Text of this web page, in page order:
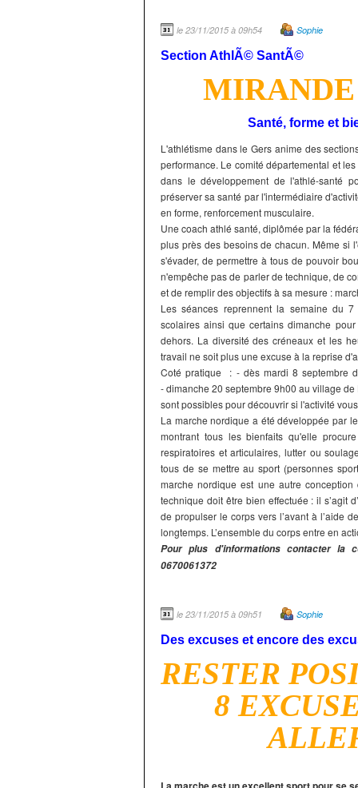
le 23/11/2015 à 09h54 Sophie
Section AthlÃ© SantÃ©
Santé, forme et
L'athlétisme dans le Gers anime des
performance. Le comité départemental et
dans le développement de l'athlé-santé
préserver sa santé par l'intermédiaire
en forme, renforcement musculaire.
Une coach athlé santé, diplômée par la
plus près des besoins de chacun. Même si
s'évader, de permettre à tous de pouvoir
n'empêche pas de parler de technique, de
et de remplir des objectifs à sa mesure :
Les séances reprennent la semaine du
scolaires ainsi que certains dimanche
dehors. La diversité des créneaux et les
travail ne soit plus une excuse à la reprise
Coté pratique : - dès mardi 8 septembre
- dimanche 20 septembre 9h00 au village
sont possibles pour découvrir si l'activité
La marche nordique a été développée par
montrant tous les bienfaits qu'elle
respiratoires et articulaires, lutter ou
tous de se mettre au sport (personnes
marche nordique est une autre
technique doit être bien effectuée : il s’agit
de propulser le corps vers l’avant à l’aide
longtemps. L’ensemble du corps entre en
Pour plus d'informations contacter la
0670061372
le 23/11/2015 à 09h51 Sophie
Des excuses et encore des
RESTER
8